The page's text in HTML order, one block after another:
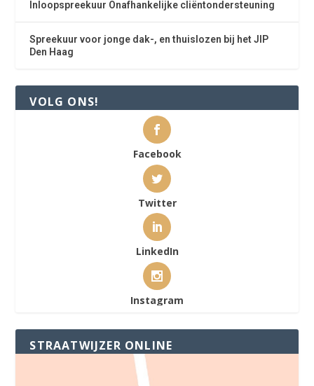
Inloopspreekuur Onafhankelijke cliëntondersteuning
Spreekuur voor jonge dak-, en thuislozen bij het JIP
Den Haag
VOLG ONS!
Facebook
Twitter
LinkedIn
Instagram
STRAATWIJZER ONLINE